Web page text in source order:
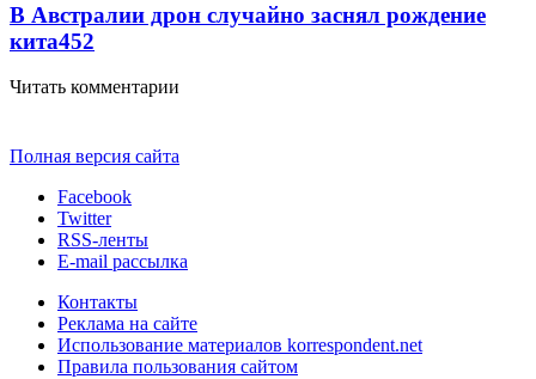
В Австралии дрон случайно заснял рождение
кита452
Читать комментарии
Полная версия сайта
Facebook
Twitter
RSS-ленты
E-mail рассылка
Контакты
Реклама на сайте
Использование материалов korrespondent.net
Правила пользования сайтом